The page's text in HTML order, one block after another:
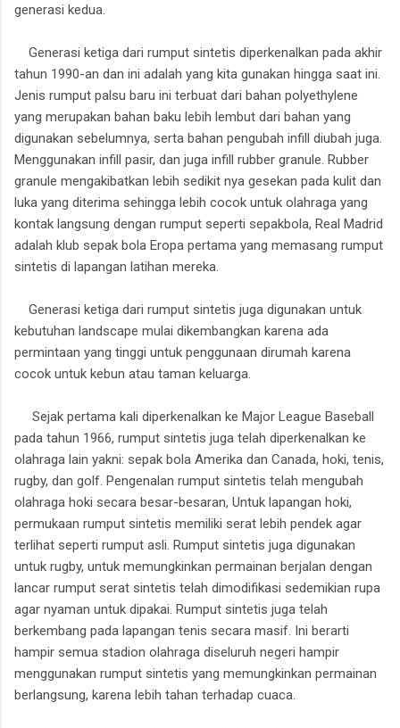
generasi kedua.
Generasi ketiga dari rumput sintetis diperkenalkan pada akhir
tahun 1990-an dan ini adalah yang kita gunakan hingga saat ini.
Jenis rumput palsu baru ini terbuat dari bahan polyethylene
yang merupakan bahan baku lebih lembut dari bahan yang
digunakan sebelumnya, serta bahan pengubah infill diubah juga.
Menggunakan infill pasir, dan juga infill rubber granule. Rubber
granule mengakibatkan lebih sedikit nya gesekan pada kulit dan
luka yang diterima sehingga lebih cocok untuk olahraga yang
kontak langsung dengan rumput seperti sepakbola, Real Madrid
adalah klub sepak bola Eropa pertama yang memasang rumput
sintetis di lapangan latihan mereka.
Generasi ketiga dari rumput sintetis juga digunakan untuk
kebutuhan landscape mulai dikembangkan karena ada
permintaan yang tinggi untuk penggunaan dirumah karena
cocok untuk kebun atau taman keluarga.
Sejak pertama kali diperkenalkan ke Major League Baseball
pada tahun 1966, rumput sintetis juga telah diperkenalkan ke
olahraga lain yakni: sepak bola Amerika dan Canada, hoki, tenis,
rugby, dan golf. Pengenalan rumput sintetis telah mengubah
olahraga hoki secara besar-besaran, Untuk lapangan hoki,
permukaan rumput sintetis memiliki serat lebih pendek agar
terlihat seperti rumput asli. Rumput sintetis juga digunakan
untuk rugby, untuk memungkinkan permainan berjalan dengan
lancar rumput serat sintetis telah dimodifikasi sedemikian rupa
agar nyaman untuk dipakai. Rumput sintetis juga telah
berkembang pada lapangan tenis secara masif. Ini berarti
hampir semua stadion olahraga diseluruh negeri hampir
menggunakan rumput sintetis yang memungkinkan permainan
berlangsung, karena lebih tahan terhadap cuaca.